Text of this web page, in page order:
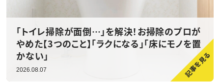
「トイレ掃除が面倒…」を解決！お掃除のプロが
やめた【3つのこと】「ラクになる」「床にモノを置
かない」
2026.08.07